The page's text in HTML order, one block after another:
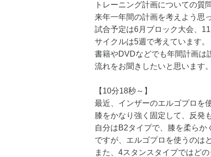
トレーニング計画についての質
来年一年間の計画を考えよう思
試合予定は6月ブロック大会、
サイクルは5週で考えています。
書籍やDVDなどでも年間計画は
流れをお聞きしたいと思います。
【10分18秒～】
最近、インザーのエルゴプロを
膝をかなり強く固定して、反発
自分はB2タイプで、膝を柔ら
ですが、エルゴプロを使うのは
また、4スタンスタイプではど